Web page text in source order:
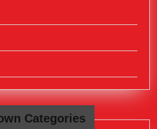
Categories